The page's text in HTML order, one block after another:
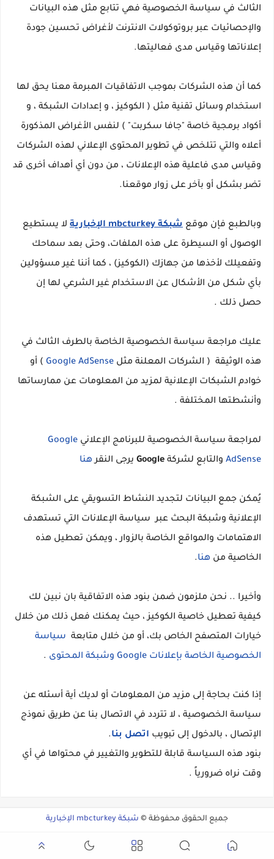
الثالث في سياسة الخصوصية فهي تتابع مثل هذه البيانات
والإحصائيات عبر بروتوكولات الانترنت لأغراض تحسين جودة
إعلاناتها وقياس مدى فعاليتها.
كما أن هذه الشركات بموجب الاتفاقيات المبرمة معنا يحق لها
استخدام وسائل تقنية مثل ( الكوكيز ، و إعدادات الشبكة ، و
أكواد برمجية خاصة "جافا سكربت" ) لنفس الأغراض المذكورة
أعلاه والتي تتلخص في تطوير المحتوى الإعلاني لهذه الشركات
وقياس مدى فاعلية هذه الإعلانات ، من دون أي أهداف أخرى قد
تضر بشكل أو بآخر على زوار موقعنا.
وبالطبع فإن موقع شبكة mbcturkey الإخبارية
لا يستطيع
الوصول أو السيطرة على هذه الملفات، وحتى بعد سماحك
وتفعيلك لأخذها من جهازك (الكوكيز) ، كما أننا غير مسؤولين
بأي شكل من الأشكال عن الاستخدام غير الشرعي لها إن
حصل ذلك .
عليك مراجعة سياسة الخصوصية الخاصة بالطرف الثالث في
هذه الوثيقة ( الشركات المعلنة مثل Google AdSense ) أو
خوادم الشبكات الإعلانية لمزيد من المعلومات عن ممارساتها
وأنشطتها المختلفة .
لمراجعة سياسة الخصوصية للبرنامج الإعلاني Google
AdSense والتابع لشركة Google يرجى النقرهنا
يُمكن جمع البيانات لتجديد النشاط التسويقي على الشبكة
الإعلانية وشبكة البحث عبر سياسة الإعلانات التي تستهدف
الاهتمامات والمواقع الخاصة بالزوار ، ويمكن تعطيل هذه
الخاصية من هنا.
وأخيرا .. نحن ملزمون ضمن بنود هذه الاتفاقية بان نبين لك
كيفية تعطيل خاصية الكوكيز ، حيث يمكنك فعل ذلك من خلال
خيارات المتصفح الخاص بك، أو من خلال متابعة سياسة
الخصوصية الخاصة بإعلانات Google وشبكة المحتوى
.
إذا كنت بحاجة إلى مزيد من المعلومات أو لديك أية أسئله عن
سياسة الخصوصية ، لا تتردد في الاتصال بنا عن طريق نموذج
الإتصال ، بالدخول إلى تبويب اتصل بنا.
بنود هذه السياسة قابلة للتطوير والتغيير في محتواها في أي
وقت نراه ضرورياً .
جميع الحقوق محفوظة © شبكة mbcturkey الإخبارية